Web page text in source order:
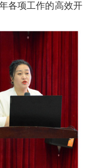
各项工作的高效开